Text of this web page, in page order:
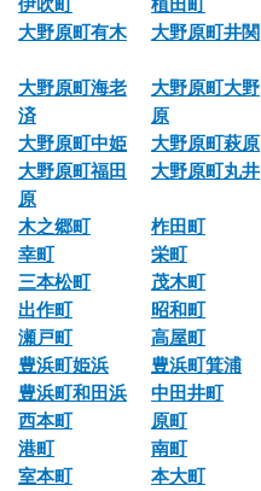
伊吹町
植田町
大野原町有木
大野原町井関
大野原町海老
済
大野原町大野
原
大野原町中姫
大野原町萩原
大野原町福田
原
大野原町丸井
木之郷町 柞田町
幸町
栄町
三本松町
茂木町
出作町
昭和町
瀬戸町
高屋町
豊浜町姫浜
豊浜町箕浦
豊浜町和田浜
中田井町
西本町
原町
港町
南町
室本町
本大町